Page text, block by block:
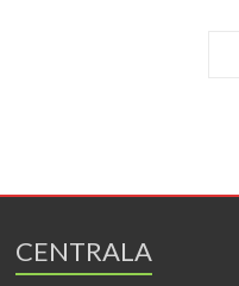
CENTRALA